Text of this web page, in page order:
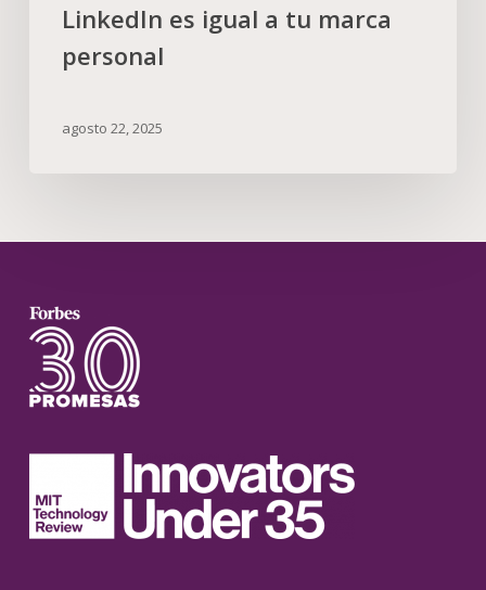
LinkedIn es igual a tu marca
personal
agosto 22, 2025